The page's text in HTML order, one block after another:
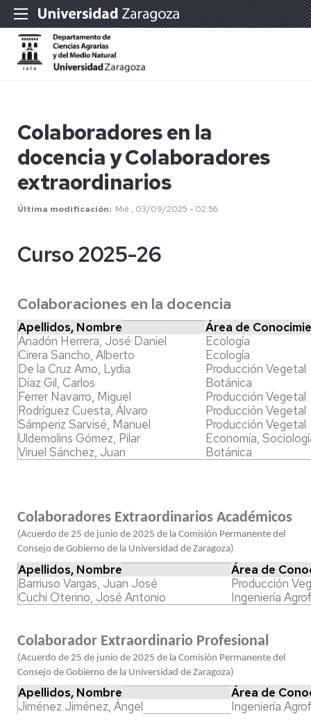
Colaboradores en la
docencia y Colaboradores
extraordinarios
Última modificación Mié , 03/09/2025 - 02:56
Curso 2025-26
Colaboraciones en la docencia
Apellidos, Nombre
Área de
Anadón Herrera, José Daniel
Ecología
Cirera Sancho, Alberto
Ecología
De la Cruz Amo, Lydia
Producción Vegetal
Díaz Gil, Carlos
Botánica
Ferrer Navarro, Miguel
Producción Vegetal
Rodríguez Cuesta, Álvaro
Producción Vegetal
Sámperiz Sarvisé, Manuel
Producción Vegetal
Uldemolins Gómez, Pilar
Economía,
Viruel Sánchez, Juan
Botánica
Colaboradores Extraordinarios Académicos
(Acuerdo de 25 de junio de 2025 de la Comisión Permanente del
Consejo de Gobierno de la Universidad de Zaragoza)
Apellidos, Nombre
Área de
Barriuso Vargas, Juan José
Producción
Cuchi Oterino, José Antonio
Ingeniería
Colaborador Extraordinario Profesional
(Acuerdo de 25 de junio de 2025 de la Comisión Permanente del
Consejo de Gobierno de la Universidad de Zaragoza)
Apellidos, Nombre
Área de
Jiménez Jiménez, Ángel
Ingeniería